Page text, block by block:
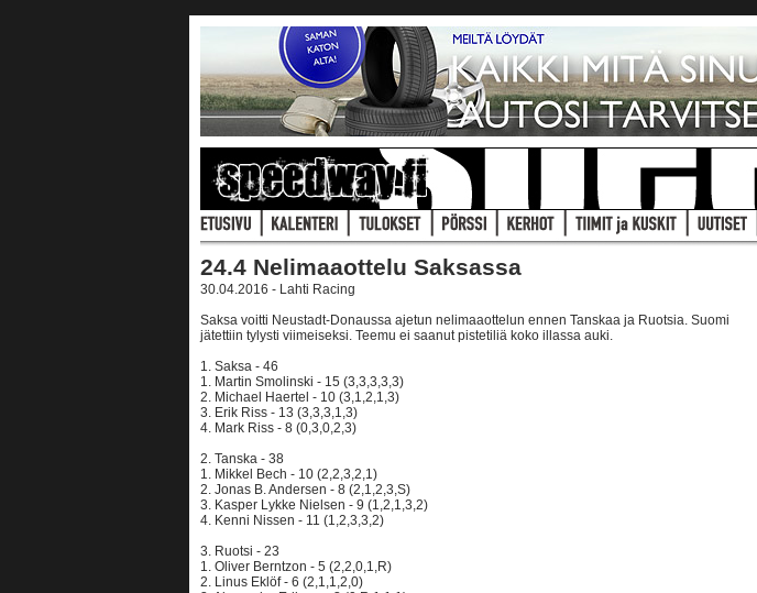
24.4 Nelimaaottelu Saksassa
30.04.2016 - Lahti Racing
Saksa voitti Neustadt-Donaussa ajetun nelimaaottelun ennen Tanskaa ja Ruotsia. Suomi
jätettiin tylysti viimeiseksi. Teemu ei saanut pistetiliä koko illassa auki.
1. Saksa - 46
1. Martin Smolinski - 15 (3,3,3,3,3)
2. Michael Haertel - 10 (3,1,2,1,3)
3. Erik Riss - 13 (3,3,3,1,3)
4. Mark Riss - 8 (0,3,0,2,3)
2. Tanska - 38
1. Mikkel Bech - 10 (2,2,3,2,1)
2. Jonas B. Andersen - 8 (2,1,2,3,S)
3. Kasper Lykke Nielsen - 9 (1,2,1,3,2)
4. Kenni Nissen - 11 (1,2,3,3,2)
3. Ruotsi - 23
1. Oliver Berntzon - 5 (2,2,0,1,R)
2. Linus Eklöf - 6 (2,1,1,2,0)